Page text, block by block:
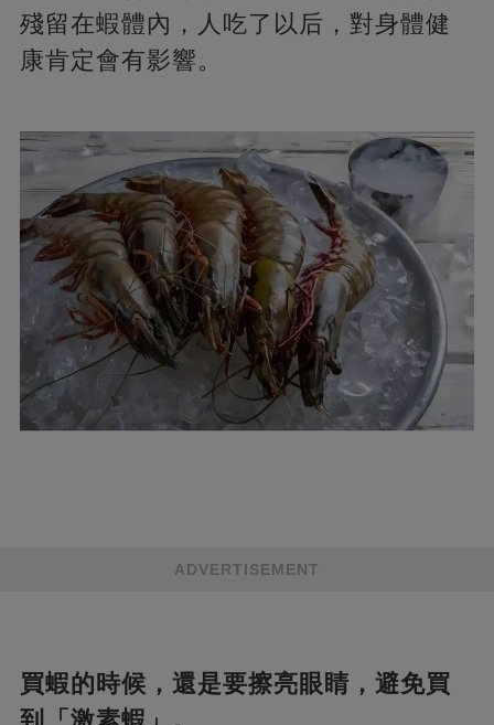
殘留在蝦體內，人吃了以后，對身體健
康肯定會有影響。
ADVERTISEMENT
買蝦的時候，還是要擦亮眼睛，避免買